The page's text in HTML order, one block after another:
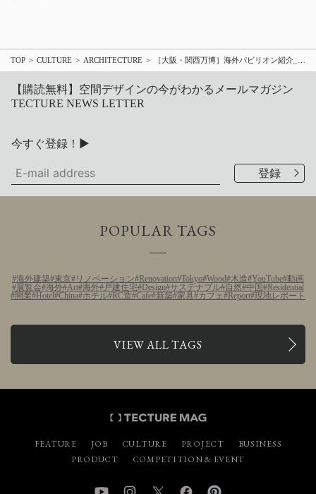
TOP CULTURE ARCHITECTURE
【購読無料】空間デザインの今がわかるメールマガジン
TECTURE NEWS LETTER
今すぐ登録！▶
POPULAR TAGS
海外建築 東京 リノベーション Renovation Tokyo Wood 木造 YouTube 動画
展覧会 海外 Art 海外 戸建住宅 Design サステナブル 自然 中国
Residential
開業
Hotel China ホテル RC造 Cafe 新築 家具 カフェ Report 現地レポート
VIEW ALL TAGS
FEATURE JOB CULTURE PROJECT
BUSINESS
PRODUCT
COMPETITION & EVENT
YouTube InstagramTwitter Facebook